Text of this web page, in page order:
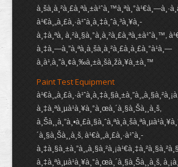
à¹€à¸„à¸£à¸·à¹ˆà¸­à¸‡à¸ˆà¸³à¸¥à¸­
à¸‡à¸ªà¸ à¸²à¸§à¸°à¸à¸²à¸£à¸ªà¸±à¹ˆà¸™,
à¸‡à¸—à¸”à¸ªà¸­à¸šà¸à¸²à¸£à¸à¸£à¸°à¹à¸—
à¸à¹‚à¸”à¸¢à¸‰à¸±à¸šà¸žà¸¥à¸±à¸™
Paint Test Equipment
à¸‡à¸ªà¸µà¹à¸¥à¸°à¸œà¸´à¸§à¸Šà¸¸à¸š,
´à¸§à¸Šà¸¸à¸š, à¹€à¸„à¸£à¸·à¹ˆà¸­
à¸‡à¸ªà¸µà¹à¸¥à¸°à¸œà¸´à¸§à¸Šà¸¸à¸š,